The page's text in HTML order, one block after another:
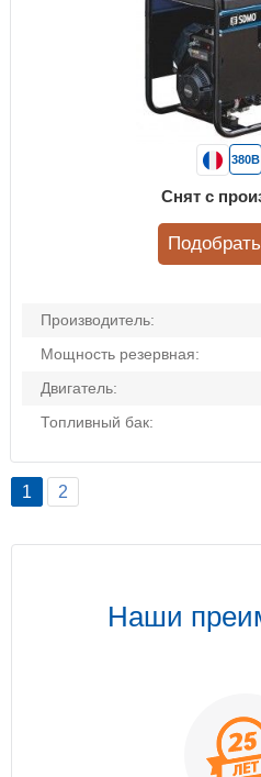
Производитель:
Мощность резервная:
Двигатель:
Топливный бак:
380В
Снят с
1 2
Наши